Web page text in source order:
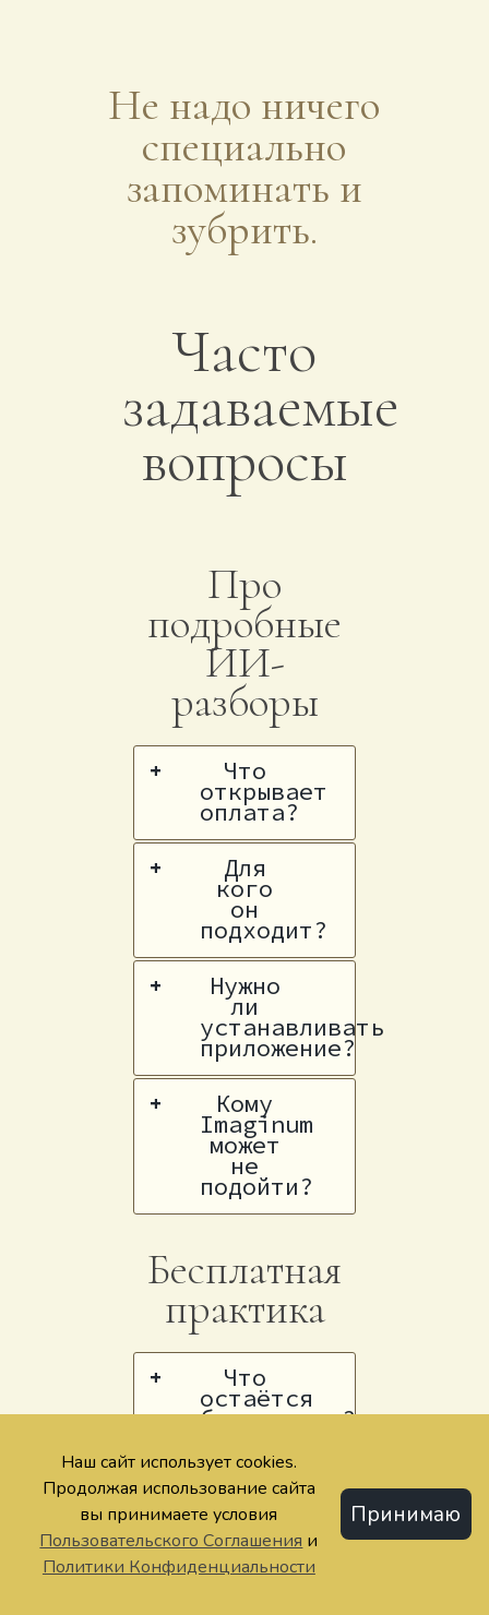
Не надо ничего
специально
запоминать и
зубрить.
Часто
задаваемые
вопросы
Про
подробные
ИИ-
разборы
+ Что
открывает
оплата?
+ Для
кого
он
подходит?
+ Нужно
ли
устанавливать
приложение?
+ Кому
Imaginum
может
не
подойти?
Бесплатная
практика
+ Что
остаётся
бесплатным?
+ Чем
быстрые
расклады
отличаются
от ИИ-
раскладов?
Наш сайт использует cookies.
Продолжая использование сайта
вы принимаете условия
Пользовательского Соглашения и
Политики Конфиденциальности
Принимаю